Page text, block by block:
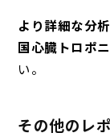
より詳細な分
国心臓トロポ
い。
その他のレ